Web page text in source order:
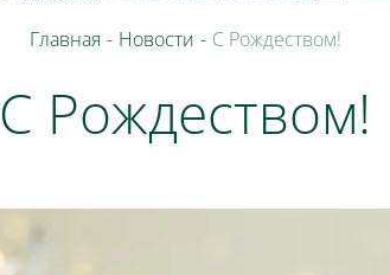
Главная - Новости - С Рождеством!
С Рождеством!